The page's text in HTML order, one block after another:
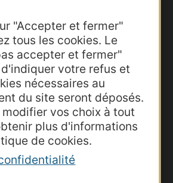
"Accepter et fermer"
tous les cookies. Le
accepter et fermer"
votre refus et
nécessaires au
du site seront déposés.
modifier vos choix à tout
plus d'informations
de cookies.
à la lettre
de la destination
nos actions et
dans la région